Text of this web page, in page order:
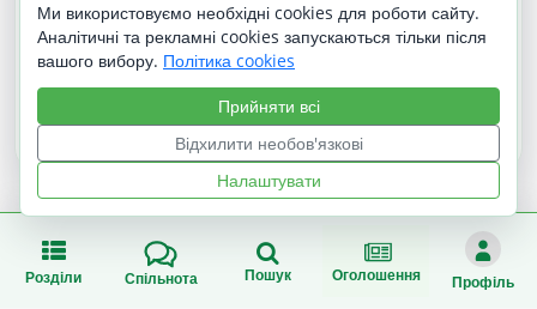
Альтстамер
Велика Чорна
Розділи Спільнота Пошук Оголошення Профіль
Ми використовуємо необхідні cookies для роботи сайту.
Аналітичні та рекламні cookies запускаються тільки після
вашого вибору. Політика cookies
Прийняти всі
Відхилити необов'язкові
Налаштувати